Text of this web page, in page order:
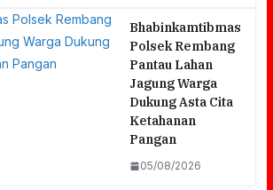
Bhabinkamtibmas
Polsek Rembang
Pantau Lahan
Jagung Warga
Dukung Asta Cita
Ketahanan
Pangan
05/08/2026
DPRD BERINISIAL
KLARIFIKASI TERBUKA